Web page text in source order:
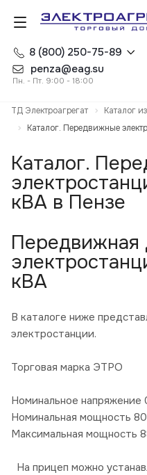
8 (800) 250-75-89
penza@eag.su
Пн. - Пт. 9:00 - 18:00
ТД Электроагрегат
Каталог
Каталог. Передвижные
Каталог.
кВА в Пензе
Передвижная
кВА
В каталоге ниже
электростанции.
Торговая марка ЭТРО
Номинальное напряжение
Номинальная мощность
Максимальная мощность
На прицеп можно